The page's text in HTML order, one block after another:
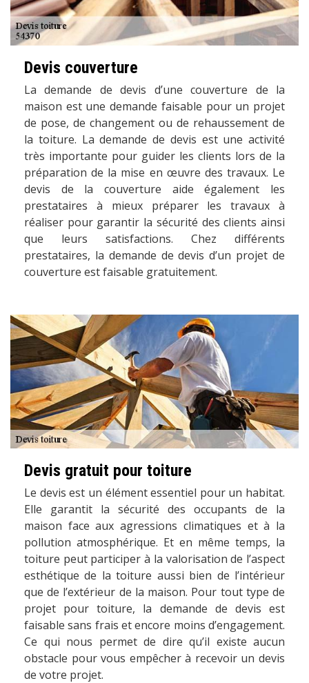
Devis couverture
La demande de devis d’une couverture de la
maison est une demande faisable pour un projet
de pose, de changement ou de rehaussement de
la toiture. La demande de devis est une activité
très importante pour guider les clients lors de la
préparation de la mise en œuvre des travaux. Le
devis de la couverture aide également les
prestataires à mieux préparer les travaux à
réaliser pour garantir la sécurité des clients ainsi
que leurs satisfactions. Chez différents
prestataires, la demande de devis d’un projet de
couverture est faisable gratuitement.
Devis gratuit pour toiture
Le devis est un élément essentiel pour un habitat.
Elle garantit la sécurité des occupants de la
maison face aux agressions climatiques et à la
pollution atmosphérique. Et en même temps, la
toiture peut participer à la valorisation de l’aspect
esthétique de la toiture aussi bien de l’intérieur
que de l’extérieur de la maison. Pour tout type de
projet pour toiture, la demande de devis est
faisable sans frais et encore moins d’engagement.
Ce qui nous permet de dire qu’il existe aucun
obstacle pour vous empêcher à recevoir un devis
de votre projet.